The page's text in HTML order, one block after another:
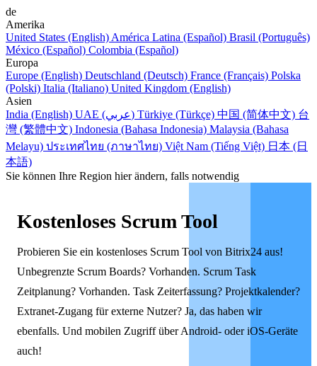
de
Amerika
United States (English) América Latina (Español) Brasil (Português)
México (Español) Colombia (Español)
Europa
Europe (English) Deutschland (Deutsch) France (Français) Polska
(Polski) Italia (Italiano) United Kingdom (English)
Asien
India (English)
UAE (عربي) Türkiye (Türkçe) 中国 (简体中文) 台
灣 (繁體中文) Indonesia (Bahasa Indonesia) Malaysia (Bahasa
Melayu) ประเทศไทย (ภาษาไทย) Việt Nam (Tiếng Việt) 日本 (日
本語)
Sie können Ihre Region hier ändern, falls notwendig
Kostenloses Scrum Tool
Probieren Sie ein kostenloses Scrum Tool von Bitrix24 aus!
Unbegrenzte Scrum Boards? Vorhanden. Scrum Task
Zeitplanung? Vorhanden. Task Zeiterfassung? Projektkalender?
Extranet-Zugang für externe Nutzer? Ja, das haben wir
ebenfalls. Und mobilen Zugriff über Android- oder iOS-Geräte
auch!